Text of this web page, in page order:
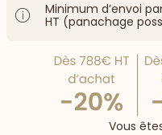
Minimum d’envoi
HT (panachage
Vous